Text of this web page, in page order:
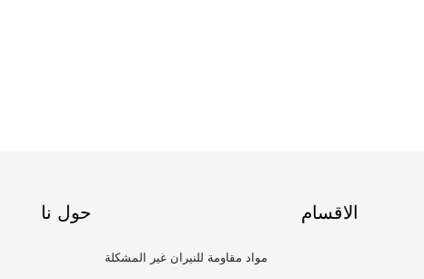
الاقسام
مواد مقاومة للنيران غير المشكلة
حول نا